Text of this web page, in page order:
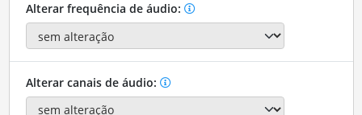
Alterar frequência de áudio:
Alterar canais de áudio: